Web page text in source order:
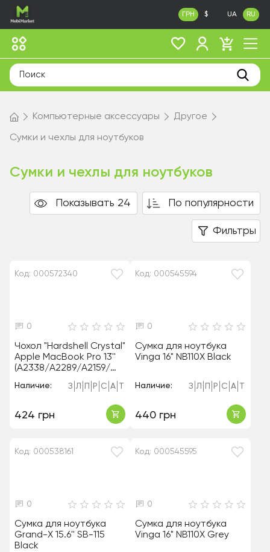
ГРН $ UA RU
Компьютерные аксессуары Другое
Сумки и чехлы для ноутбуков
Сумки и чехлы для ноутбуков
Показывать 24 По популярности
Фильтры
Код: 000572340
0
Чохол "Hardshell Crystal"
Apple MacBook Pro 13''
(A2338/A2289/A2159/
A2251/A1989/A1708/A170
6) Clear
Наличие: З Л Р С А
424 грн
Код: 000545594
0
Сумка для ноутбука
Vinga 16" NB110X Black
Наличие: З Л Р С А
440 грн
Код: 000538161
0
Сумка для ноутбука
Grand-X 15.6'' SB-115
Black
Код: 000545595
0
Сумка для ноутбука
Vinga 16" NB110X Grey